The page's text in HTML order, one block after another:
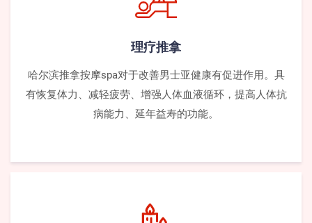
理疗推拿
哈尔滨推拿按摩spa对于改善男士亚健康有促进作用。具
有恢复体力、减轻疲劳、增强人体血液循环，提高人体抗
病能力、延年益寿的功能。